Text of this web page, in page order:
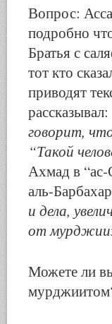
Вопрос:
подробно
Братья с
тот кто
приводят
рассказывал:
говорит,
“Такой
Ахмад в
аль-
и дела,
от
Можете ли